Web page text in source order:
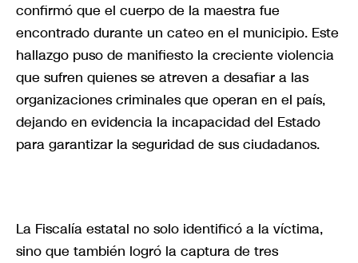
confirmó que el cuerpo de la maestra fue
encontrado durante un cateo en el municipio. Este
hallazgo puso de manifiesto la creciente violencia
que sufren quienes se atreven a desafiar a las
organizaciones criminales que operan en el país,
dejando en evidencia la incapacidad del Estado
para garantizar la seguridad de sus ciudadanos.
La Fiscalía estatal no solo identificó a la víctima,
sino que también logró la captura de tres